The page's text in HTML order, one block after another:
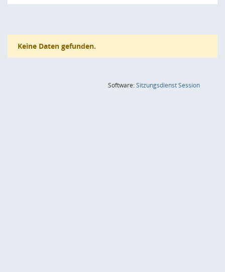
Keine Daten gefunden.
Software:SitzungsdienstSession(Wird in